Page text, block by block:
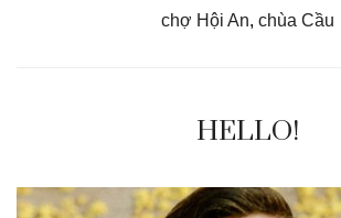
chợ Hội An, chùa Cầu
HELLO!